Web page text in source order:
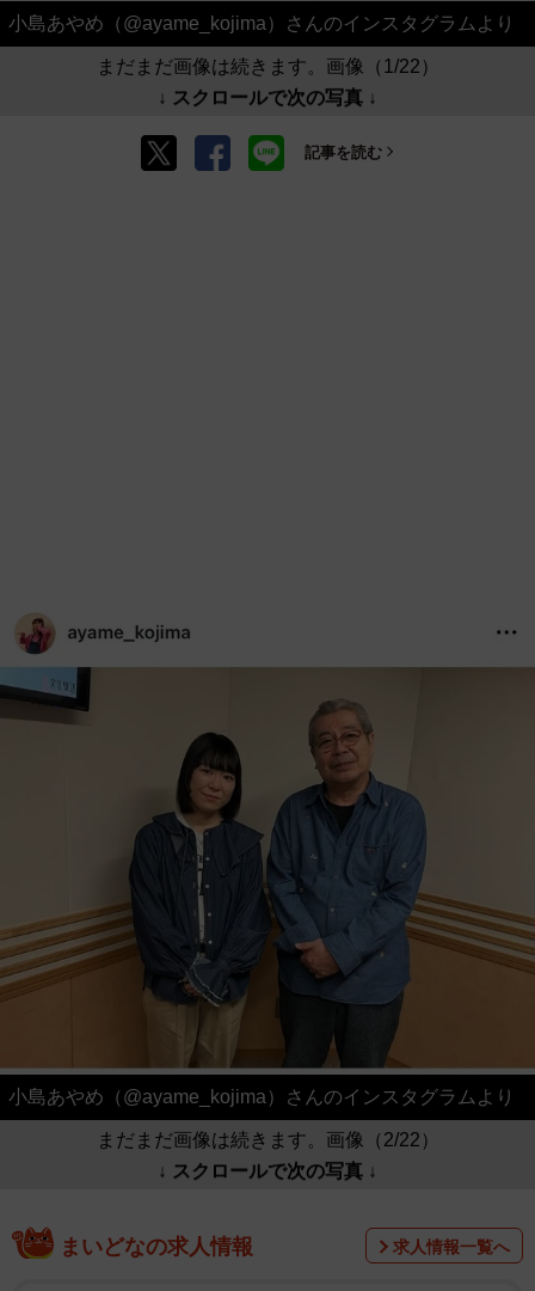
小島あやめ（@ayame_kojima）さんのインスタグラムより
まだまだ画像は続きます。画像（1/22）
↓ スクロールで次の写真 ↓
記事を読む
小島あやめ（@ayame_kojima）さんのインスタグラムより
まだまだ画像は続きます。画像（2/22）
↓ スクロールで次の写真 ↓
まいどなの求人情報 求人情報一覧へ